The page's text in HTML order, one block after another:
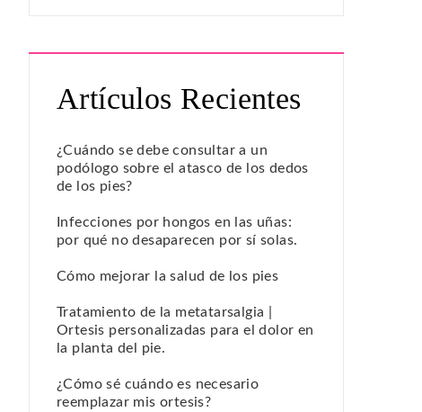
Artículos Recientes
¿Cuándo se debe consultar a un
podólogo sobre el atasco de los dedos
de los pies?
Infecciones por hongos en las uñas:
por qué no desaparecen por sí solas.
Cómo mejorar la salud de los pies
Tratamiento de la metatarsalgia |
Ortesis personalizadas para el dolor en
la planta del pie.
¿Cómo sé cuándo es necesario
reemplazar mis ortesis?